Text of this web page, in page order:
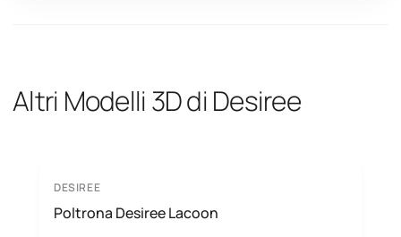
Altri Modelli 3D di Desiree
DESIREE
Poltrona Desiree Lacoon